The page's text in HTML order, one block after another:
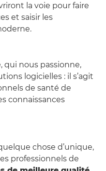
la voie pour faire
et saisir les
nous passionne,
logicielles : il s’agit
de santé de
connaissances
chose d’unique,
professionnels de